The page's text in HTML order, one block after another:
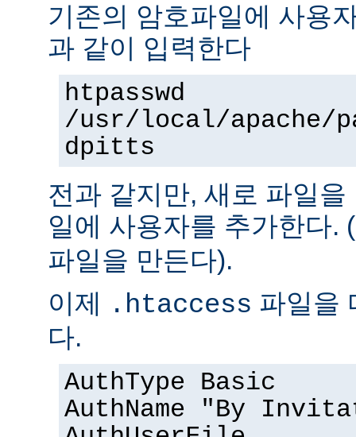
기존의 암호파일에 사용
과 같이 입력한다
htpasswd
/usr/local/apache/
dpitts
전과 같지만, 새로 파일
일에 사용자를 추가한다. (
파일을 만든다).
이제 .htaccess 파일을
다.
AuthType Basic
AuthName "By